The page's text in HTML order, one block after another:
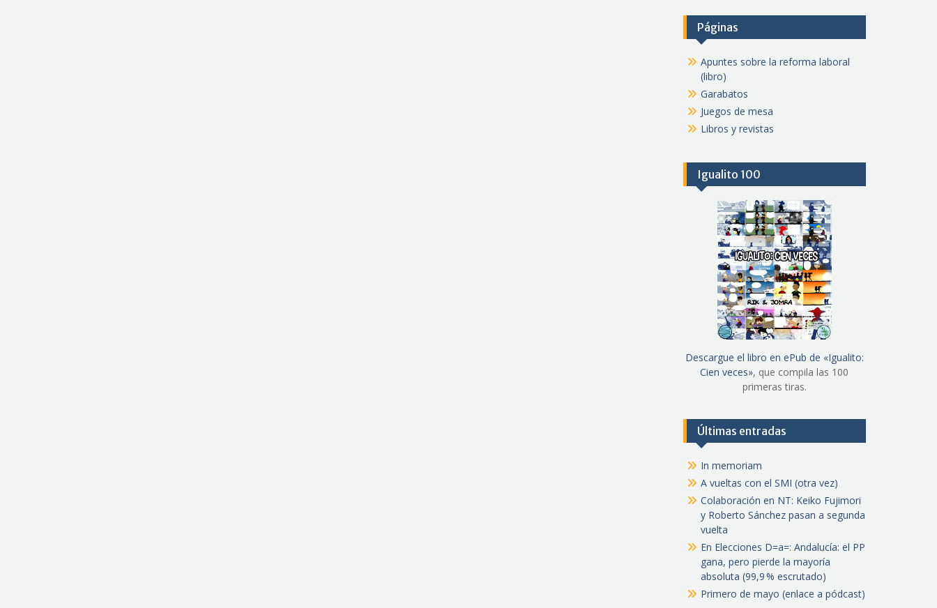
Páginas
Apuntes sobre la reforma laboral
(libro)
Garabatos
Juegos de mesa
Libros y revistas
Igualito 100
Descargue el libro en ePub de «Igualito:
Cien veces», que compila las 100
primeras tiras.
Últimas entradas
In memoriam
A vueltas con el SMI (otra vez)
Colaboración en NT: Keiko Fujimori
y Roberto Sánchez pasan a segunda
vuelta
En Elecciones D=a=: Andalucía: el PP
gana, pero pierde la mayoría
absoluta (99,9 % escrutado)
Primero de mayo (enlace a pódcast)